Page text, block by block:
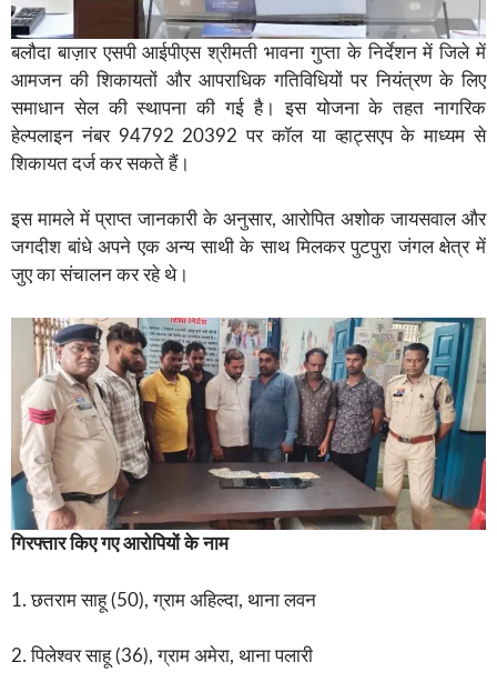
बलौदा बाज़ार एसपी आईपीएस श्रीमती भावना गुप्ता के निर्देशन में जिले में
आमजन की शिकायतों और आपराधिक गतिविधियों पर नियंत्रण के लिए
समाधान सेल की स्थापना की गई है। इस योजना के तहत नागरिक
हेल्पलाइन नंबर 94792 20392 पर कॉल या व्हाट्सएप के माध्यम से
शिकायत दर्ज कर सकते हैं।
इस मामले में प्राप्त जानकारी के अनुसार, आरोपित अशोक जायसवाल और
जगदीश बांधे अपने एक अन्य साथी के साथ मिलकर पुटपुरा जंगल क्षेत्र में
जुए का संचालन कर रहे थे।
गिरफ्तार किए गए आरोपियों के नाम
1. छतराम साहू (50), ग्राम अहिल्दा, थाना लवन
2. पिलेश्वर साहू (36), ग्राम अमेरा, थाना पलारी